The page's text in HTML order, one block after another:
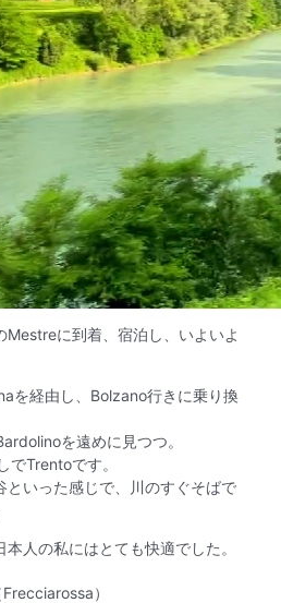
Mestreに到着、宿泊し、いよいよ
を経由し、Bolzano行きに乗り換
を遠めに見つつ。
でTrentoです。
といった感じで、川のすぐそばで
人の私にはとても快適でした。
）